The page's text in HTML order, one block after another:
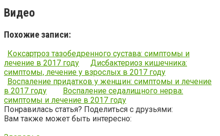
Видео
Похожие записи:
Коксартроз тазобедренного сустава: симптомы и
лечение в 2017 году
Дисбактериоз кишечника:
симптомы, лечение у взрослых в 2017 году
Воспаление придатков у женщин: симптомы и лечение
в 2017 году
Воспаление седалищного нерва:
симптомы и лечение в 2017 году
Понравилась статья? Поделиться с друзьями:
Вам также может быть интересно: